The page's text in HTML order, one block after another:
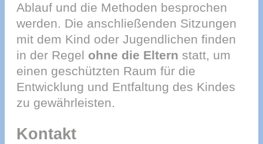
Ablauf und die Methoden besprochen
werden. Die anschließenden Sitzungen
mit dem Kind oder Jugendlichen finden
in der Regel ohne die Eltern statt, um
einen geschützten Raum für die
Entwicklung und Entfaltung des Kindes
zu gewährleisten.
Kontakt